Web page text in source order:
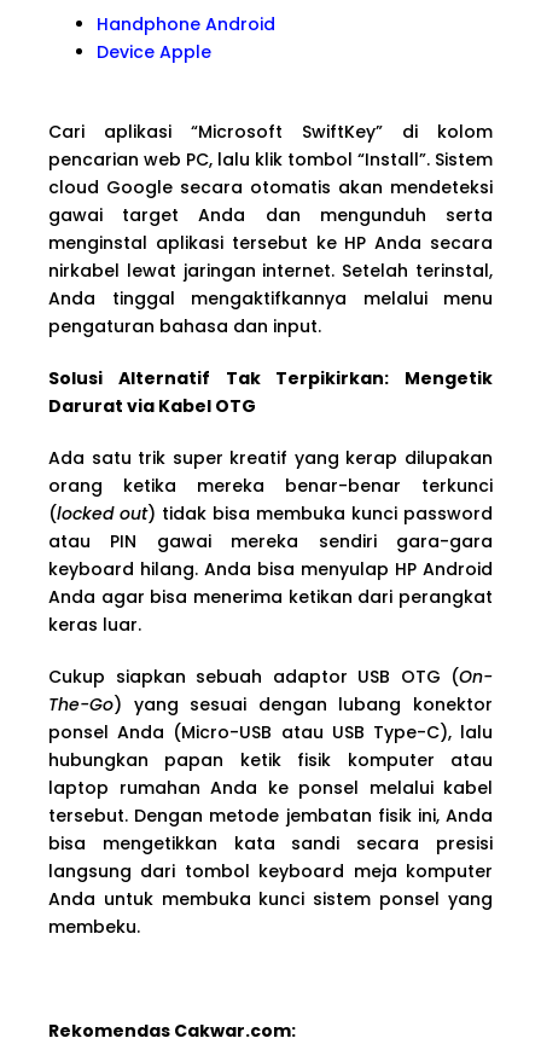
Handphone Android
Device Apple
Cari aplikasi “Microsoft SwiftKey” di kolom
pencarian web PC, lalu klik tombol “Install”. Sistem
cloud Google secara otomatis akan mendeteksi
gawai target Anda dan mengunduh serta
menginstal aplikasi tersebut ke HP Anda secara
nirkabel lewat jaringan internet. Setelah terinstal,
Anda tinggal mengaktifkannya melalui menu
pengaturan bahasa dan input.
Solusi Alternatif Tak Terpikirkan: Mengetik
Darurat via Kabel OTG
Ada satu trik super kreatif yang kerap dilupakan
orang ketika mereka benar-benar terkunci
(locked out) tidak bisa membuka kunci password
atau PIN gawai mereka sendiri gara-gara
keyboard hilang. Anda bisa menyulap HP Android
Anda agar bisa menerima ketikan dari perangkat
keras luar.
Cukup siapkan sebuah adaptor USB OTG (On-
The-Go) yang sesuai dengan lubang konektor
ponsel Anda (Micro-USB atau USB Type-C), lalu
hubungkan papan ketik fisik komputer atau
laptop rumahan Anda ke ponsel melalui kabel
tersebut. Dengan metode jembatan fisik ini, Anda
bisa mengetikkan kata sandi secara presisi
langsung dari tombol keyboard meja komputer
Anda untuk membuka kunci sistem ponsel yang
membeku.
Rekomendas Cakwar.com: